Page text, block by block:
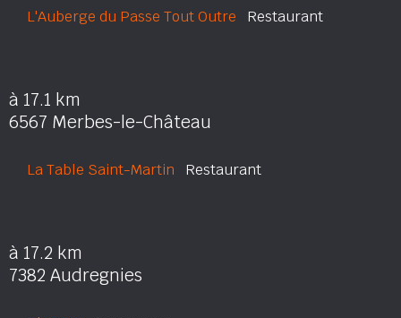
L'Auberge du Passe Tout Outre Restaurant
à 17.1 km
6567 Merbes-le-Château
La Table Saint-Martin Restaurant
à 17.2 km
7382 Audregnies